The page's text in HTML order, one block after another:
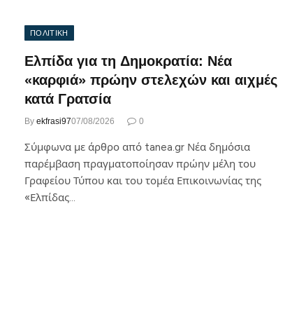
ΠΟΛΙΤΙΚΗ
Ελπίδα για τη Δημοκρατία: Νέα
«καρφιά» πρώην στελεχών και αιχμές
κατά Γρατσία
By ekfrasi9707/08/2026 0
Σύμφωνα με άρθρο από tanea.gr Νέα δημόσια
παρέμβαση πραγματοποίησαν πρώην μέλη του
Γραφείου Τύπου και του τομέα Επικοινωνίας της
«Ελπίδας…